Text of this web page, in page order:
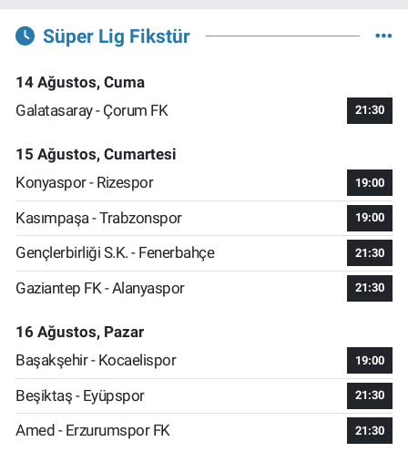
Süper Lig Fikstür
14 Ağustos, Cuma
Galatasaray - Çorum FK
21:30
15 Ağustos, Cumartesi
Konyaspor - Rizespor
19:00
Kasımpaşa - Trabzonspor 19:00
Gençlerbirliği S.K. - Fenerbahçe 21:30
Gaziantep FK - Alanyaspor 21:30
16 Ağustos, Pazar
Başakşehir - Kocaelispor
19:00
Beşiktaş - Eyüpspor 21:30
Amed - Erzurumspor FK 21:30